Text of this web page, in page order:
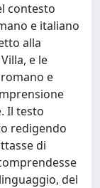
contesto
e italiano
alla
e le
e
Il testo
redigendo
di
del